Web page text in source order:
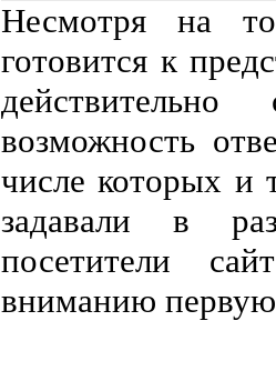
Несмотря на
готовится к
возможность
числе которых и
задавали в
посетители
вниманию первую